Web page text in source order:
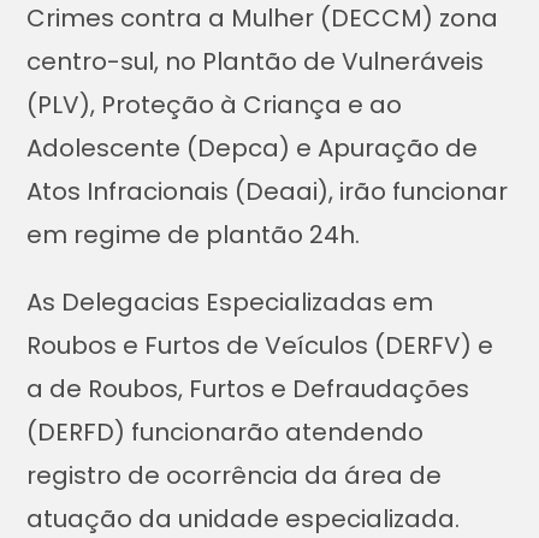
Crimes contra a Mulher (DECCM) zona
centro-sul, no Plantão de Vulneráveis
(PLV), Proteção à Criança e ao
Adolescente (Depca) e Apuração de
Atos Infracionais (Deaai), irão funcionar
em regime de plantão 24h.
As Delegacias Especializadas em
Roubos e Furtos de Veículos (DERFV) e
a de Roubos, Furtos e Defraudações
(DERFD) funcionarão atendendo
registro de ocorrência da área de
atuação da unidade especializada.